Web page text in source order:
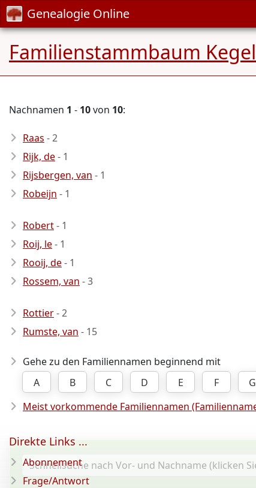
Genealogie Online
Familienstammbaum
Nachnamen 1 - 10von 10:
Raas - 2
Rijk, de- 1
Rijsbergen, van - 1
Robeijn - 1
Robert- 1
Roij, le- 1
Rooij, de- 1
Rossem, van - 3
Rottier- 2
Rumste, van - 15
Gehe zu den Familiennamen beginnend mit
A
B C D E F G
Meist vorkommende Familiennamen
Direkte Links ...
Abonnement
Frage/Antwort